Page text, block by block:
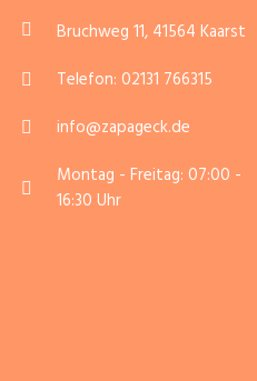
Bruchweg 11, 41564 Kaarst
Telefon: 02131 766315
info@zapageck.de
Montag - Freitag: 07:00 -
16:30 Uhr